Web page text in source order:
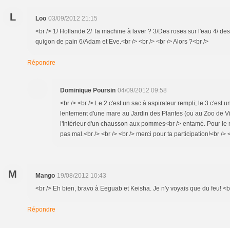
L Loo 03/09/2012 21:15
<br /> 1/ Hollande 2/ Ta machine à laver ? 3/Des roses sur l'eau 4/
quigon de pain 6/Adam et Eve.<br /> <br /> <br /> Alors ?<br />
Répondre
Dominique Poursin 04/09/2012 09:58
<br /> <br /> Le 2 c'est un sac à aspirateur rempli; le 3 c'est
lentement d'une mare au Jardin des Plantes (ou au Zoo de
l'intérieur d'un chausson aux pommes<br /> entamé. Pour le
pas mal.<br /> <br /> <br /> merci pour ta participation!<br />
M Mango 19/08/2012 10:43
<br /> Eh bien, bravo à Eeguab et Keisha. Je n'y voyais que du feu!
Répondre